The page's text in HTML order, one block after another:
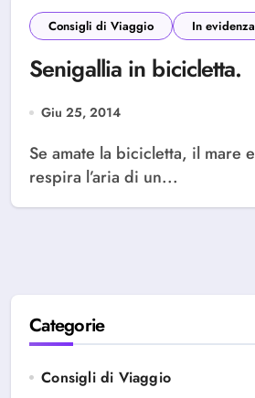
Consigli di Viaggio In evidenza
Senigallia in bicicletta.
Giu 25, 2014
Se amate la bicicletta, il mare e i luoghi dove si
respira l’aria di un...
Categorie
Consigli di Viaggio